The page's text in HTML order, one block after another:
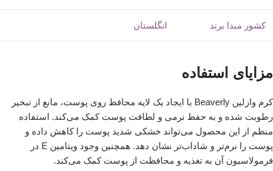
کشور مبدا برند انگلستان
مزایای استفاده
کرم وازلین Beaverly با ایجاد یک لایه محافظ روی پوست، مانع از تبخیر
رطوبت شده و به حفظ نرمی و لطافت پوست کمک می‌کند. استفاده
منظم از این محصول می‌تواند خشکی شدید پوست را کاهش داده و
پوست را نرم‌تر و شاداب‌تر نشان دهد. همچنین وجود ویتامین E در
فرمولاسیون آن به تغذیه و محافظت از پوست کمک می‌کند.